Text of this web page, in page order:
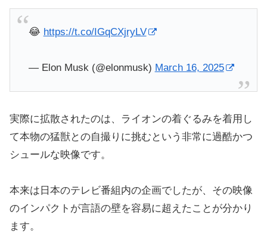
😂 https://t.co/IGqCXjryLV
— Elon Musk (@elonmusk) March 16, 2025
実際に拡散されたのは、ライオンの着ぐるみを着用し
て本物の猛獣との自撮りに挑むという非常に過酷かつ
シュールな映像です。
本来は日本のテレビ番組内の企画でしたが、その映像
のインパクトが言語の壁を容易に超えたことが分かり
ます。